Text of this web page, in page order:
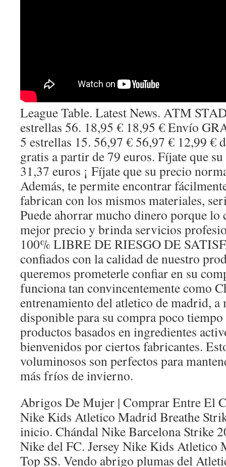
League Table. Latest News. ATM
estrellas 56. 18,95 € 18,95 € Envío
5 estrellas 15. 56,97 € 56,97 € 12,99 €
gratis a partir de 79 euros. Fíjate que
31,37 euros ¡ Fíjate que su precio
Además, te permite encontrar
fabrican con los mismos materiales,
Puede ahorrar mucho dinero porque lo
mejor precio y brinda servicios
100% LIBRE DE RIESGO DE
confiados con la calidad de nuestro
queremos prometerle confiar en su
funciona tan convincentemente como
entrenamiento del atletico de madrid, a
disponible para su compra poco
productos basados en ingredientes
bienvenidos por ciertos fabricantes.
voluminosos son perfectos para
más fríos de invierno.
Abrigos De Mujer | Comprar Entre El
Nike Kids Atletico Madrid Breathe
inicio. Chándal Nike Barcelona Strike
Nike del FC. Jersey Nike Kids Atletico
Top SS. Vendo abrigo plumas del